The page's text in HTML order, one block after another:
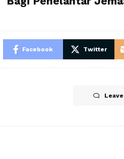
Facebook Twitter